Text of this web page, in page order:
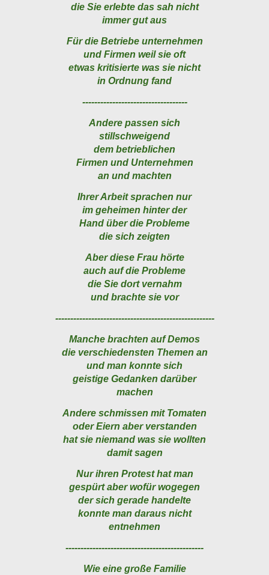
die Sie erlebte das sah nicht
immer gut aus
Für die Betriebe unternehmen
und Firmen weil sie oft
etwas kritisierte was sie nicht
in Ordnung fand
-----------------------------------
Andere passen sich
stillschweigend
dem betrieblichen
Firmen und Unternehmen
an und machten
Ihrer Arbeit sprachen nur
im geheimen hinter der
Hand über die Probleme
die sich zeigten
Aber diese Frau hörte
auch auf die Probleme
die Sie dort vernahm
und brachte sie vor
-----------------------------------------------------
Manche brachten auf Demos
die verschiedensten Themen an
und man konnte sich
geistige Gedanken darüber
machen
Andere schmissen mit Tomaten
oder Eiern aber verstanden
hat sie niemand was sie wollten
damit sagen
Nur ihren Protest hat man
gespürt aber wofür wogegen
der sich gerade handelte
konnte man daraus nicht
entnehmen
----------------------------------------------
Wie eine große Familie